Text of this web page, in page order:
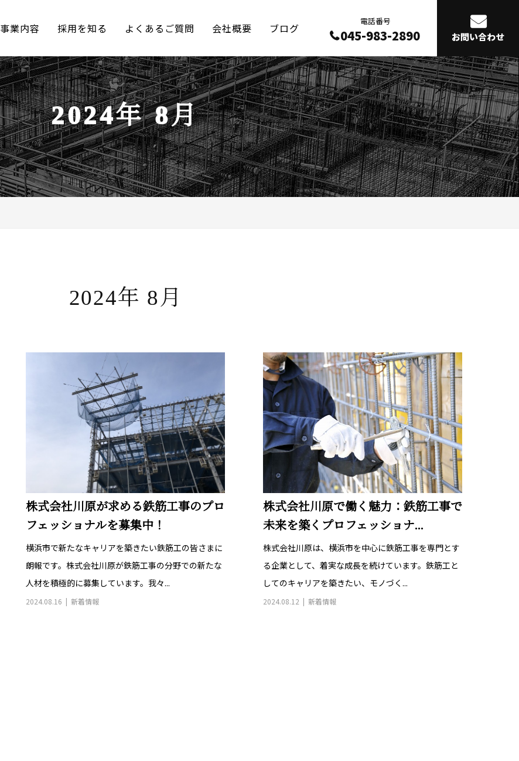
事業内容 採用を知る よくあるご質問 会社概要 ブログ 電話番号
045-983-2890 お問い合わせ
2024年 8月
2024年 8月
株式会社川原が求める鉄筋工事のプロ
フェッショナルを募集中！
横浜市で新たなキャリアを築きたい鉄筋工の皆さまに
朗報です。株式会社川原が鉄筋工事の分野での新たな
人材を積極的に募集しています。我々...
2024.08.16 新着情報
株式会社川原で働く魅力：鉄筋工事で
未来を築くプロフェッショナ...
株式会社川原は、横浜市を中心に鉄筋工事を専門とす
る企業として、着実な成長を続けています。鉄筋工と
してのキャリアを築きたい、モノづく...
2024.08.12 新着情報